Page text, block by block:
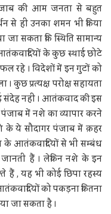
की आम जनता से बहुत
से ही उनका शमन भी किया
जा सकता कि स्थिति सामान्य
के कुछ स्थाई छोटे
रहे । विदेशों में इन गुटों को
कुछ प्रत्यक्ष परोक्ष सहायता
संदेह नहीं । आतंकवाद की इस
में नशे का व्यापार करने
के ये सौदागर पंजाब में क़हर
के आतंकवादियों से भी सम्बंध
हैं । लेकिन नशे के इन
हैं , यह भी कोई छिपा रहस्य
को पकड़ना कितना
जा सकता है ।